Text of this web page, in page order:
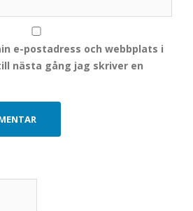
e-postadress och webbplats i
nästa gång jag skriver en